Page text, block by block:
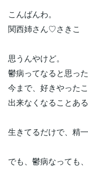
こんばんわ。
関西姉さん♡さきこ
思うんやけど。
鬱病ってなると思っ
今まで、好きやった
出来なくなることある
生きてるだけで、精一
でも、鬱病なっても